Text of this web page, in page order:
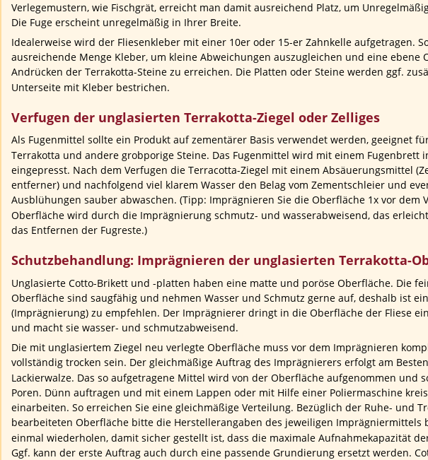
Verlegemustern, wie Fischgrät, erreicht man damit ausreichend Platz, um
Die Fuge erscheint unregelmäßig in Ihrer Breite.
Idealerweise wird der Fliesenkleber mit einer 10er oder 15-er Zahnkelle aufgetragen.
ausreichende Menge Kleber, um kleine Abweichungen auszugleichen und eine ebene
Andrücken der Terrakotta-Steine zu erreichen. Die Platten oder Steine werden ggf.
Unterseite mit Kleber bestrichen.
Verfugen der unglasierten Terrakotta-Ziegel oder Zelliges
Als Fugenmittel sollte ein Produkt auf zementärer Basis verwendet werden, geeignet
Terrakotta und andere grobporige Steine. Das Fugenmittel wird mit einem Fugenbrett
eingepresst. Nach dem Verfugen die Terracotta-Ziegel mit einem Absäuerungsmittel
entferner) und nachfolgend viel klarem Wasser den Belag vom Zementschleier und
Ausblühungen sauber abwaschen. (Tipp: Imprägnieren Sie die Oberfläche 1x vor dem
Oberfläche wird durch die Imprägnierung schmutz- und wasserabweisend, das
das Entfernen der Fugreste.)
Schutzbehandlung: Imprägnieren der unglasierten Terrakotta-
Unglasierte Cotto-Brikett und -platten haben eine matte und poröse Oberfläche. Die
Oberfläche sind saugfähig und nehmen Wasser und Schmutz gerne auf, deshalb ist
(Imprägnierung) zu empfehlen. Der Imprägnierer dringt in die Oberfläche der Fliese
und macht sie wasser- und schmutzabweisend.
Die mit unglasiertem Ziegel neu verlegte Oberfläche muss vor dem Imprägnieren
vollständig trocken sein. Der gleichmäßige Auftrag des Imprägnierers erfolgt am
Lackierwalze. Das so aufgetragene Mittel wird von der Oberfläche aufgenommen und
Poren. Dünn auftragen und mit einem Lappen oder mit Hilfe einer Poliermaschine
einarbeiten. So erreichen Sie eine gleichmäßige Verteilung. Bezüglich der Ruhe- und
bearbeiteten Oberfläche bitte die Herstellerangaben des jeweiligen Imprägniermittels
einmal wiederholen, damit sicher gestellt ist, dass die maximale Aufnahmekapazität
Ggf. kann der erste Auftrag auch durch eine passende Grundierung ersetzt werden.